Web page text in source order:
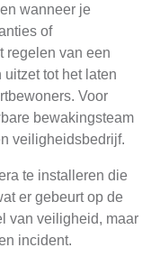
wanneer je
of
regelen van een
tot het laten
Voor
bewakingsteam
veiligheidsbedrijf.
te installeren die
er gebeurt op de
van veiligheid, maar
incident.